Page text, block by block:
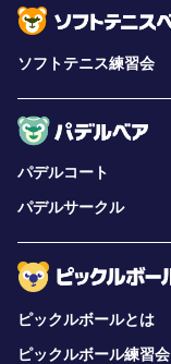
ソフトテニス練習会
パデルコート
パデルサークル
ピックルボールとは
ピックルボール練習会